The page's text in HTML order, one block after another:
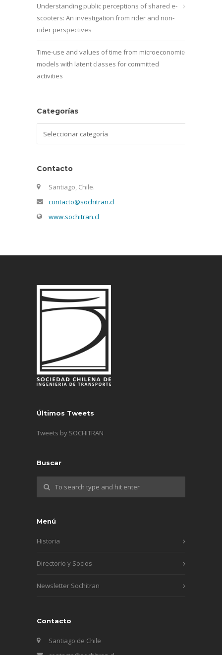
Understanding public perceptions of shared e-
scooters: An investigation from rider and non-
rider perspectives
Time-use and values of time from microeconomic
models with latent classes for committed
activities
Categorías
Contacto
Santiago, Chile.
contacto@sochitran.cl
www.sochitran.cl
Últimos Tweets
Tweets by SOCHITRAN
Buscar
Menú
Historia
Directorio y Socios
Newsletter Sochitran
Contacto
Santiago de Chile